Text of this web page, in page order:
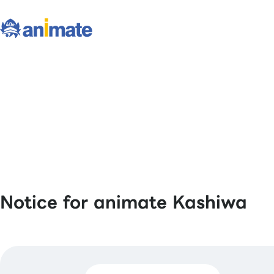
Notice for animate Kashiwa